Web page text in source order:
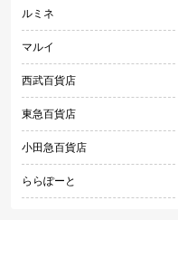
ルミネ
マルイ
西武百貨店
東急百貨店
小田急百貨店
ららぽーと